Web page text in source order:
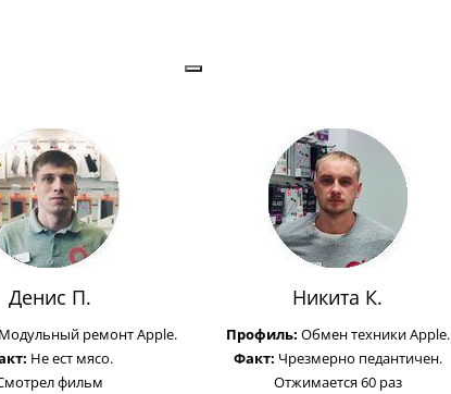
Денис П.
Модульный ремонт Apple.
Не ест мясо.
фильм
Никита К.
Профиль: Обмен техники Apple.
Факт: Чрезмерно педантичен.
Отжимается 60 раз